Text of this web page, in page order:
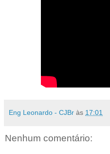
Eng Leonardo - CJBr às 17:01
Nenhum comentário: